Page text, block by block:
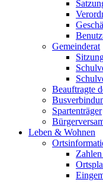
Gemeinderat
Beauftragte
Spartenträger
Leben & Wohnen